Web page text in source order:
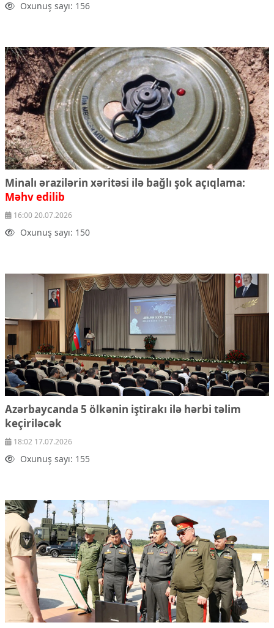
Mədəniyyətimizin Zəfəri
Ailə və uşaq
Turizm
İqtisadiyyat
İqtisadi xəbərlər
Energetika
Neft-qaz
Əmək və sosial siyasət
Kənd təsərrüfatı
Telekommunikasiya və nəqliyyat
COP29
Məhkəmə və hüquq
Ekologiya
Zəfər - 5
Gənclər və İdman
Media və QHT
Hadisə
Sağlamlıq
Sosium
Mənəvi dəyərlər
Texnologiya
Mətbuat-150
Əlaqə
Missiyamız
Oxunuş sayı: 156
Minalı ərazilərin xəritəsi ilə bağlı şok açıqlama:
Məhv edilib
16:00 20.07.2026
Oxunuş sayı: 150
Azərbaycanda 5 ölkənin iştirakı ilə hərbi təlim
keçiriləcək
18:02 17.07.2026
Oxunuş sayı: 155